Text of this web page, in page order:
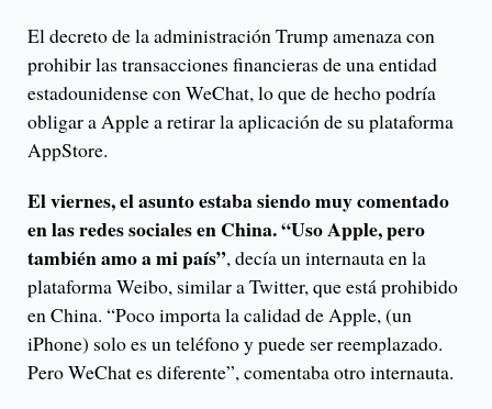
El decreto de la administración Trump amenaza con
prohibir las transacciones financieras de una entidad
estadounidense con WeChat, lo que de hecho podría
obligar a Apple a retirar la aplicación de su plataforma
AppStore.
El viernes, el asunto estaba siendo muy comentado
en las redes sociales en China. “Uso Apple, pero
también amo a mi país”, decía un internauta en la
plataforma Weibo, similar a Twitter, que está prohibido
en China. “Poco importa la calidad de Apple, (un
iPhone) solo es un teléfono y puede ser reemplazado.
Pero WeChat es diferente”, comentaba otro internauta.